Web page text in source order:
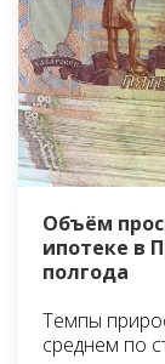
Объём
ипотеке в
полгода
Темпы
среднем по